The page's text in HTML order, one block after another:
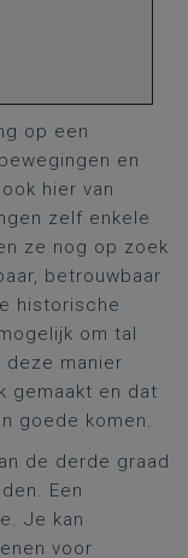
op een
en
hier van
zelf enkele
ze nog op zoek
betrouwbaar
historische
om tal
deze manier
gemaakt en dat
goede komen.
de derde graad
Een
Je kan
voor